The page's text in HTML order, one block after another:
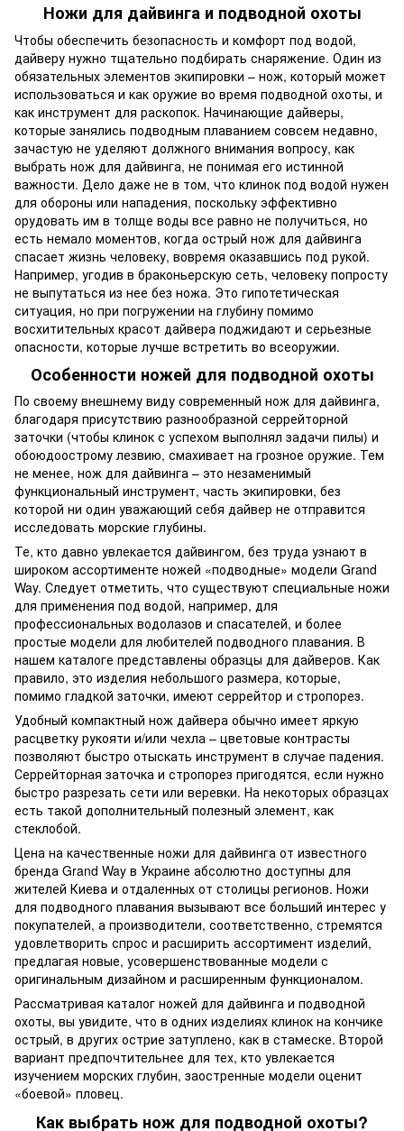
Ножи для дайвинга и подводной охоты
Чтобы обеспечить безопасность и комфорт под водой,
дайверу нужно тщательно подбирать снаряжение. Один из
обязательных элементов экипировки – нож, который может
использоваться и как оружие во время подводной охоты, и
как инструмент для раскопок. Начинающие дайверы,
которые занялись подводным плаванием совсем недавно,
зачастую не уделяют должного внимания вопросу, как
выбрать нож для дайвинга, не понимая его истинной
важности. Дело даже не в том, что клинок под водой нужен
для обороны или нападения, поскольку эффективно
орудовать им в толще воды все равно не получиться, но
есть немало моментов, когда острый нож для дайвинга
спасает жизнь человеку, вовремя оказавшись под рукой.
Например, угодив в браконьерскую сеть, человеку попросту
не выпутаться из нее без ножа. Это гипотетическая
ситуация, но при погружении на глубину помимо
восхитительных красот дайвера поджидают и серьезные
опасности, которые лучше встретить во всеоружии.
Особенности ножей для подводной охоты
По своему внешнему виду современный нож для дайвинга,
благодаря присутствию разнообразной серрейторной
заточки (чтобы клинок с успехом выполнял задачи пилы) и
обоюдоострому лезвию, смахивает на грозное оружие. Тем
не менее, нож для дайвинга – это незаменимый
функциональный инструмент, часть экипировки, без
которой ни один уважающий себя дайвер не отправится
исследовать морские глубины.
Те, кто давно увлекается дайвингом, без труда узнают в
широком ассортименте ножей «подводные» модели Grand
Way. Следует отметить, что существуют специальные ножи
для применения под водой, например, для
профессиональных водолазов и спасателей, и более
простые модели для любителей подводного плавания. В
нашем каталоге представлены образцы для дайверов. Как
правило, это изделия небольшого размера, которые,
помимо гладкой заточки, имеют серрейтор и стропорез.
Удобный компактный нож дайвера обычно имеет яркую
расцветку рукояти и/или чехла – цветовые контрасты
позволяют быстро отыскать инструмент в случае падения.
Серрейторная заточка и стропорез пригодятся, если нужно
быстро разрезать сети или веревки. На некоторых образцах
есть такой дополнительный полезный элемент, как
стеклобой.
Цена на качественные ножи для дайвинга от известного
бренда Grand Way в Украине абсолютно доступны для
жителей Киева и отдаленных от столицы регионов. Ножи
для подводного плавания вызывают все больший интерес у
покупателей, а производители, соответственно, стремятся
удовлетворить спрос и расширить ассортимент изделий,
предлагая новые, усовершенствованные модели с
оригинальным дизайном и расширенным функционалом.
Рассматривая каталог ножей для дайвинга и подводной
охоты, вы увидите, что в одних изделиях клинок на кончике
острый, в других острие затуплено, как в стамеске. Второй
вариант предпочтительнее для тех, кто увлекается
изучением морских глубин, заостренные модели оценит
«боевой» пловец.
Как выбрать нож для подводной охоты?